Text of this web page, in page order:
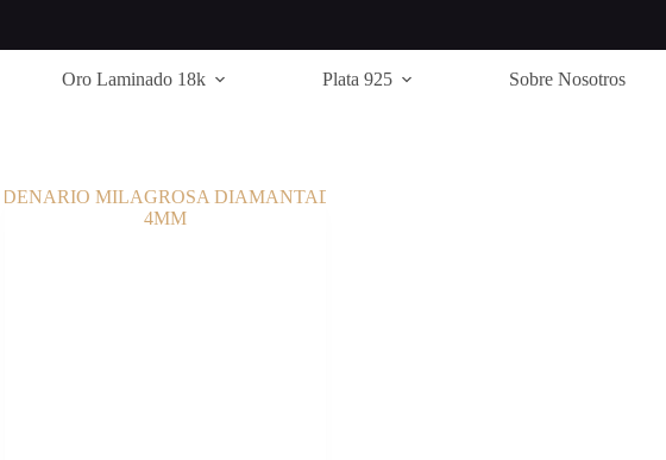
Oro Laminado 18k Plata 925 Sobre Nosotros